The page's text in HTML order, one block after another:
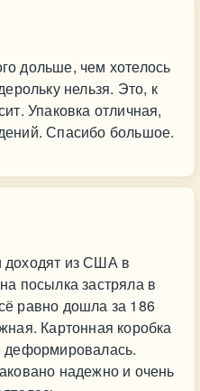
дольше, чем хотелось
нельзя. Это, к
Упаковка отличная,
Спасибо большое.
из США в
посылка застряла в
равно дошла за 186
Картонная коробка
деформировалась.
надежно и очень